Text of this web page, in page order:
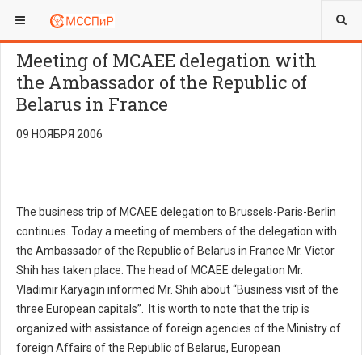
ВЫ ЗДЕСЬ:
Meeting of MCAEE delegation with
the Ambassador of the Republic of
Belarus in France
09 НОЯБРЯ 2006
The business trip of MCAEE delegation to Brussels-Paris-Berlin
continues. Today a meeting of members of the delegation with
the Ambassador of the Republic of Belarus in France Mr. Victor
Shih has taken place. The head of MCAEE delegation Mr.
Vladimir Karyagin informed Mr. Shih about “Business visit of the
three European capitals”. It is worth to note that the trip is
organized with assistance of foreign agencies of the Ministry of
foreign Affairs of the Republic of Belarus, European